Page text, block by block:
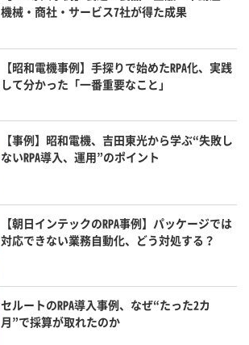
機械・商社・サービス7社が得た成果
【昭和電機事例】手探りで始めたRPA化、実践
して分かった「一番重要なこと」
【事例】昭和電機、吉田東光から学ぶ“失敗し
ないRPA導入、運用”のポイント
【朝日インテックのRPA事例】パッケージでは
対応できない業務自動化、どう対処する？
セルートのRPA導入事例、なぜ“たった2カ
月”で採算が取れたのか